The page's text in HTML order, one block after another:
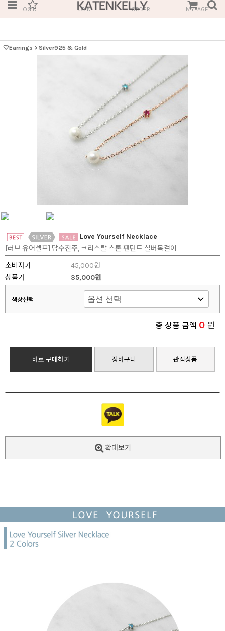
LOGIN JOIN ORDER MYPAGE
🤍Earrings > Silver925 & Gold
Love Yourself Necklace
[러브 유어셀프] 담수진주, 크리스탈 스톤 팬던트 실버목걸이
소비자가
45,000원
상품가
35,000원
색상선택
총 상품 금액 0 원
바로 구매하기 장바구니 관심상품
확대보기